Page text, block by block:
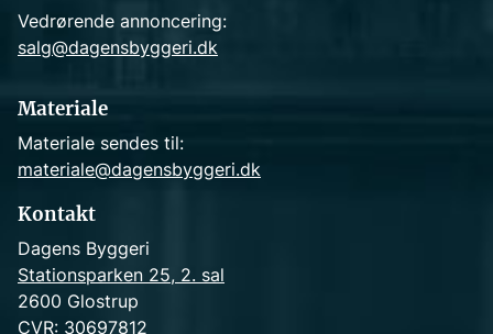
Vedrørende annoncering:
salg@dagensbyggeri.dk
Materiale
Materiale sendes til:
materiale@dagensbyggeri.dk
Kontakt
Dagens Byggeri
Stationsparken 25, 2. sal
2600 Glostrup
CVR: 30697812